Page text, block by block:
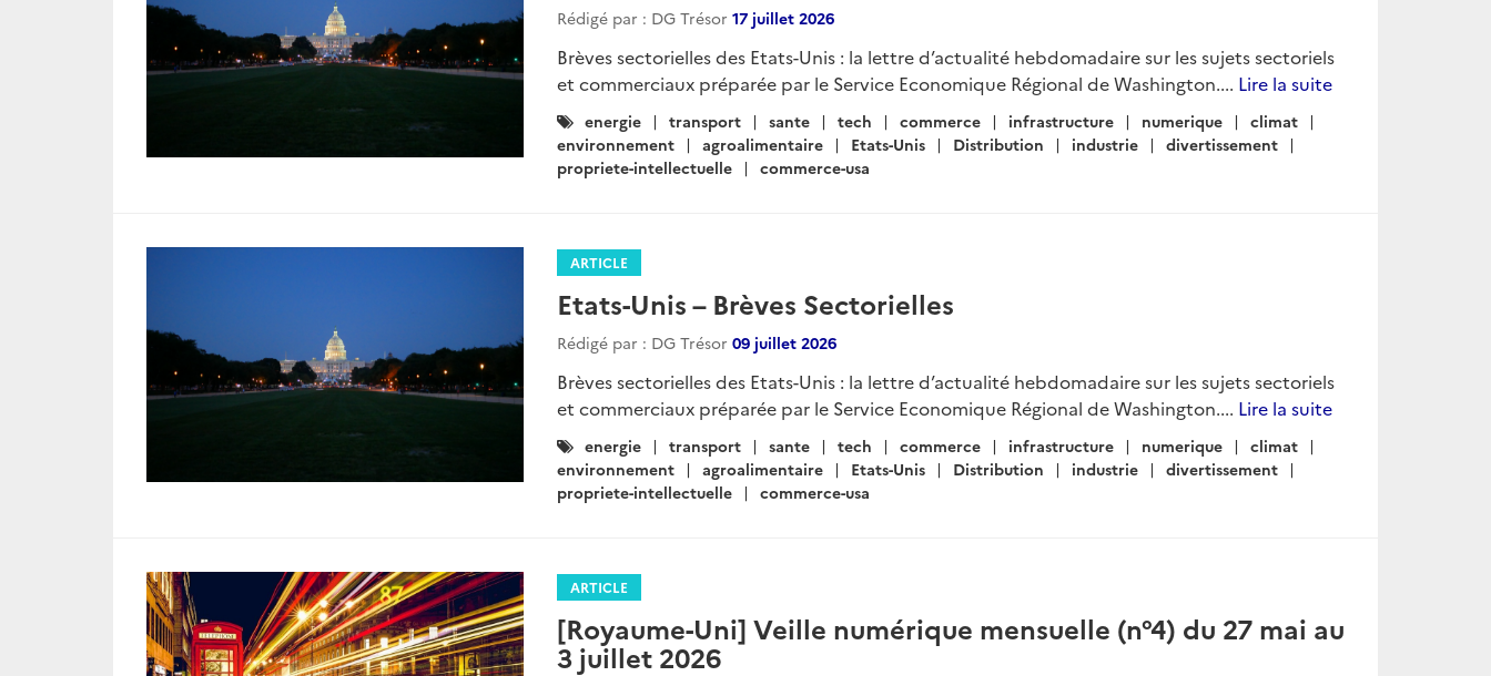
Rédigé par : DG Trésor 17 juillet 2026
Brèves sectorielles des Etats-Unis : la lettre d’actualité hebdomadaire sur les sujets sectoriels
et commerciaux préparée par le Service Economique Régional de Washington.... Lire la suite
Catégories
:
energie transport sante tech commerce infrastructure numerique
climat
environnement
agroalimentaire Etats-Unis Distribution industrie
divertissement
propriete-intellectuelle
commerce-usa
ARTICLE
Etats-Unis – Brèves Sectorielles
Rédigé par : DG Trésor 09 juillet 2026
Brèves sectorielles des Etats-Unis : la lettre d’actualité hebdomadaire sur les sujets sectoriels
et commerciaux préparée par le Service Economique Régional de Washington.... Lire la suite
Catégories
:
energie transport sante tech commerce infrastructure numerique
climat
environnement
agroalimentaire Etats-Unis Distribution industrie
divertissement
propriete-intellectuelle
commerce-usa
ARTICLE
[Royaume-Uni] Veille numérique mensuelle (n°4) du 27 mai au
3 juillet 2026